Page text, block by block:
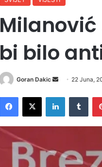
Milanović
bi bilo
Goran Dakic
a
m
22 Juna,